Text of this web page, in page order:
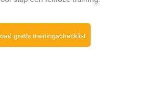
gratis trainingschecklist